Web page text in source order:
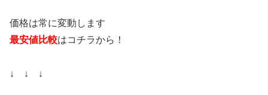
価格は常に変動します
最安値比較はコチラから！
↓ ↓ ↓